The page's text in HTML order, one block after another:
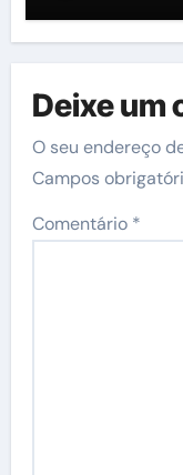
Deixe um
O seu endereço
Campos
Comentário *